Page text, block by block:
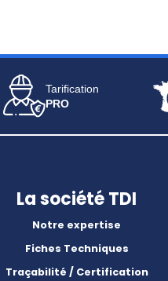
Tarification
PRO
La société TDI
Notre expertise
Fiches Techniques
Traçabilité / Certification